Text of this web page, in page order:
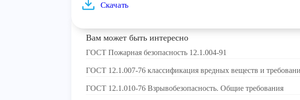
Скачать
Вам может быть интересно
ГОСТ Пожарная безопасность 12.1.004-91
ГОСТ 12.1.007-76 классификация вредных веществ и
ГОСТ 12.1.010-76 Взрывобезопасность. Общие требования